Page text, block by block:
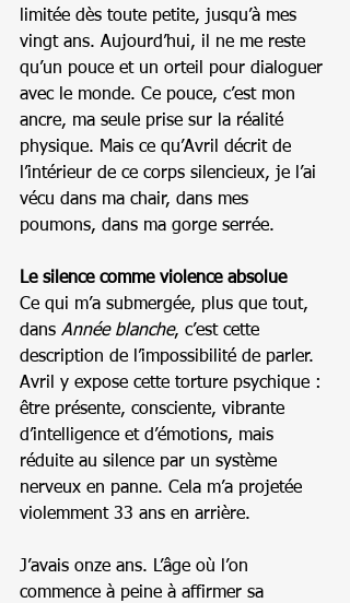
limitée dès toute petite, jusqu’à mes
vingt ans. Aujourd’hui, il ne me reste
qu’un pouce et un orteil pour dialoguer
avec le monde. Ce pouce, c’est mon
ancre, ma seule prise sur la réalité
physique. Mais ce qu’Avril décrit de
l’intérieur de ce corps silencieux, je l’ai
vécu dans ma chair, dans mes
poumons, dans ma gorge serrée.
Le silence comme violence absolue
Ce qui m’a submergée, plus que tout,
dans Année blanche, c’est cette
description de l’impossibilité de parler.
Avril y expose cette torture psychique :
être présente, consciente, vibrante
d’intelligence et d’émotions, mais
réduite au silence par un système
nerveux en panne. Cela m’a projetée
violemment 33 ans en arrière.
J’avais onze ans. L’âge où l’on
commence à peine à affirmer sa